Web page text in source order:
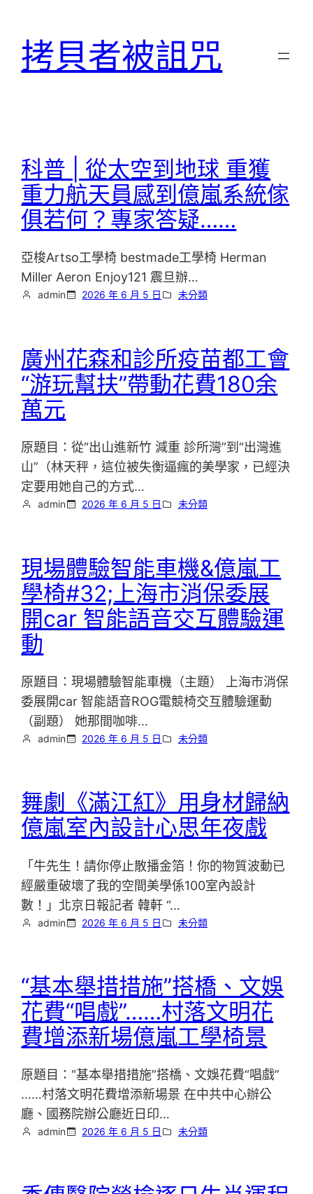
拷貝者被詛咒
科普 | 從太空到地球 重獲
重力航天員感到億嵐系統傢
俱若何？專家答疑……
亞梭Artso工學椅 bestmade工學椅 Herman
Miller Aeron Enjoy121 震旦辦…
admin 2026 年 6 月 5 日 未分類
廣州花森和診所疫苗都工會
“游玩幫扶”帶動花費180余
萬元
原題目：從“出山進新竹 減重 診所灣”到“出灣進
山”（林天秤，這位被失衡逼瘋的美學家，已經決
定要用她自己的方式…
admin 2026 年 6 月 5 日 未分類
現場體驗智能車機&億嵐工
學椅#32;上海市消保委展
開car 智能語音交互體驗運
動
原題目：現場體驗智能車機（主題） 上海市消保
委展開car 智能語音ROG電競椅交互體驗運動
（副題） 她那間咖啡…
admin 2026 年 6 月 5 日 未分類
舞劇《滿江紅》用身材歸納
億嵐室內設計心思年夜戲
「牛先生！請你停止散播金箔！你的物質波動已
經嚴重破壞了我的空間美學係100室內設計
數！」北京日報記者 韓軒 “…
admin 2026 年 6 月 5 日 未分類
“基本舉措措施”搭橋、文娛
花費“唱戲”……村落文明花
費增添新場億嵐工學椅景
原題目：“基本舉措措施”搭橋、文娛花費“唱戲”
……村落文明花費增添新場景 在中共中心辦公
廳、國務院辦公廳近日印…
admin 2026 年 6 月 5 日 未分類